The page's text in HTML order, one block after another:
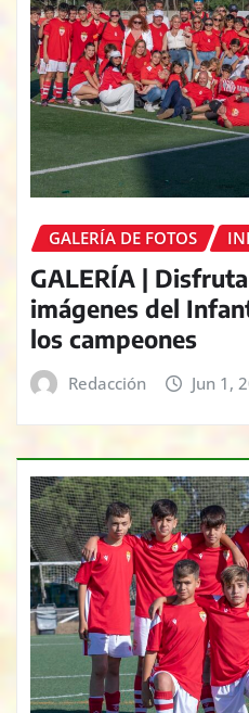
GALERÍA DE FOTOS
GALERÍA |
imágenes del
los campeones
Redacción Jun 1,